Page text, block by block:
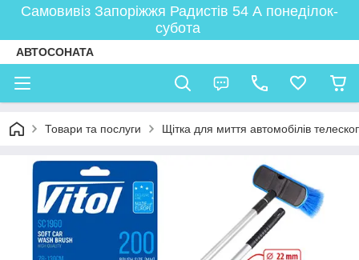
Самовивіз Запоріжжя Радистів 54 А понеділок-
субота
АВТОСОНАТА
Товари та послуги Щітка для миття автомобілів